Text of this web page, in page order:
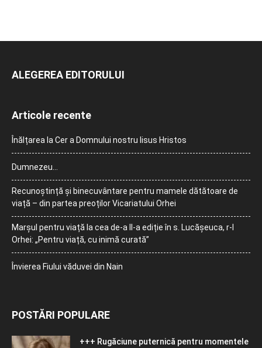
ALEGEREA EDITORULUI
Articole recente
Înălțarea la Cer a Domnului nostru Iisus Hristos
Dumnezeu…
Recunoștință și binecuvântare pentru mamele dătătoare de
viață – din partea preoților Vicariatului Orhei
Marșul pentru viață la cea de-a II-a ediție în s. Lucășeuca, r-l
Orhei: „Pentru viață, cu inimă curată”
Învierea Fiului văduvei din Nain
POSTĂRI POPULARE
+++ Rugăciune puternică pentru momentele